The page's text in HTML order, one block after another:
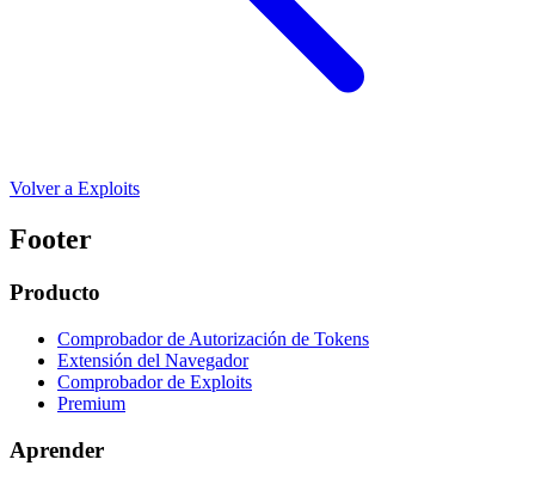
Volver a Exploits
Footer
Producto
Comprobador de Autorización de Tokens
Extensión del Navegador
Comprobador de Exploits
Premium
Aprender